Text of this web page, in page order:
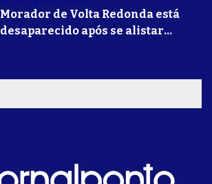
Barra Mansa
Morador de Volta Redonda está
desaparecido após se alistar